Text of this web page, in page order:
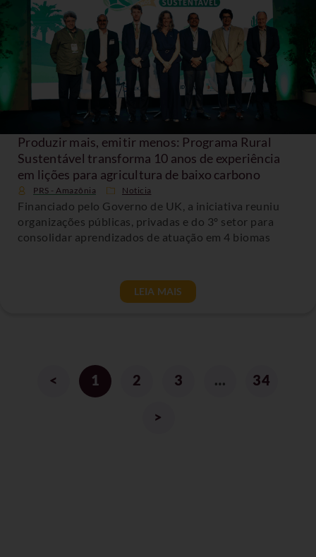
Produzir mais, emitir menos: Programa Rural
Sustentável transforma 10 anos de experiência
em lições para agricultura de baixo carbono
PRS - Amazônia Noticia
Financiado pelo Governo de UK, a iniciativa reuniu
organizações públicas, privadas e do 3º setor para
consolidar aprendizados de atuação em 4 biomas
LEIA MAIS
< 1 2 3 … 34
>